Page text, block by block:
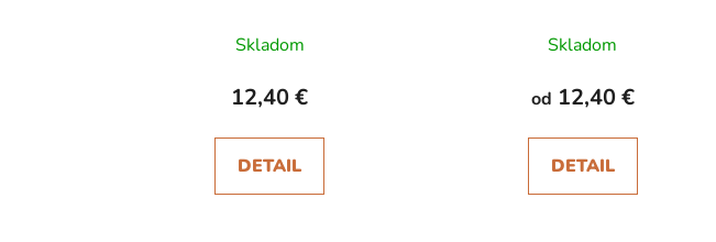
Skladom
12,40 €
DETAIL
Skladom
od 12,40 €
DETAIL